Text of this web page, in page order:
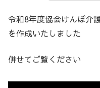
令和8年度協会けんぽ介
を作成いたしました
併せてご覧ください